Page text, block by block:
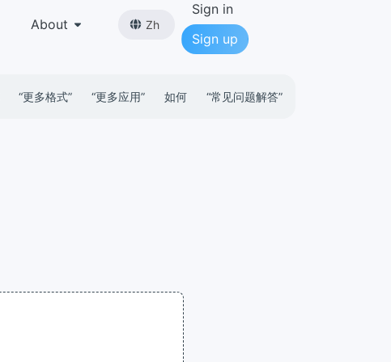
About Zh
Sign in
Sign up
“更多格式” “更多应用” 如何 “常见问题解答”